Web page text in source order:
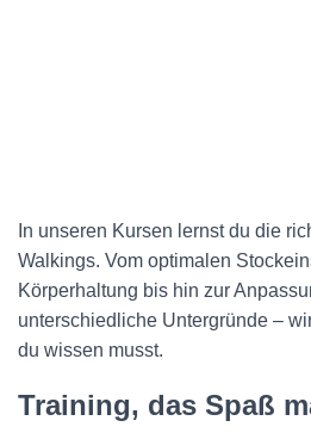
In unseren Kursen lernst du die
Walkings. Vom optimalen
Körperhaltung bis hin zur
unterschiedliche Untergründe –
du wissen musst.
Training, das Spaß